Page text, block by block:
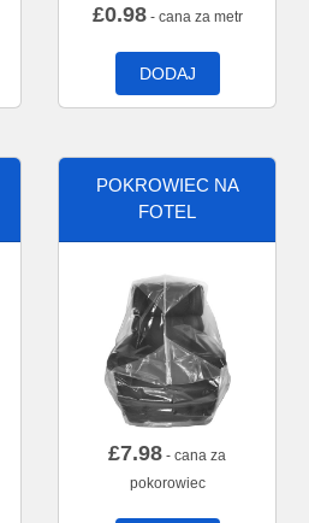
£0.98- cana za metr
DODAJ
POKROWIEC NA
FOTEL
£7.98 - cana za
pokorowiec